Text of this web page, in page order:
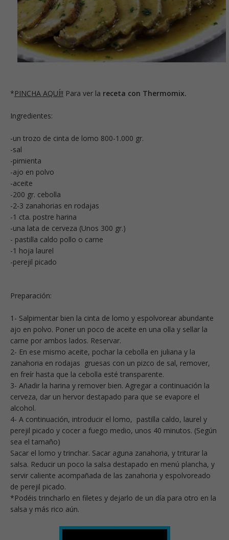
*PINCHA AQUÍ!! Para ver la receta con Thermomix.
Ingredientes:
-un trozo de cinta de lomo 800-1.000 gr.
-sal
-pimienta
-ajo en polvo
-aceite
-200 gr. cebolla
-2-3 zanahorias en rodajas
-1 cta. postre harina
-una lata de cerveza (Unos 300 gr.)
- pastilla caldo pollo o carne
-1 hoja laurel
-perejil picado
Preparación:
1- Salpimentar bien la cinta de lomo y espolvorear abundante
ajo en polvo. Poner un poco de aceite en una olla y sellar la
carne por ambos lados. Reservar.
2- En ese mismo aceite, pochar la cebolla en juliana y la
zanahoria en rodajas gruesas con un pizco de sal, remover,
en freír hasta que la cebolla esté transparente.
3- Añadir la harina y remover bien. Agregar a continuación la
cerveza, dar un hervor destapado para que se evapore el
alcohol.
4- A continuación, introducir el lomo, pastilla caldo, laurel y
perejil picado y cocer a fuego medio, unos 40 minutos. (Según
sea el tamaño)
Sacar el lomo y trinchar. Sacar aguna zanahoria, y triturar la
salsa. Reducir un poco la salsa destapado en menú plancha, y
servir caliente acompañada de las zanahoria y espolvoreado
de perejil picado.
*Podéis trincharlo en filetes y dejarlo de un día para otro en la
salsa y más rico aún.